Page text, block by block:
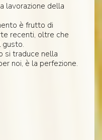
lavorazione della
è frutto di
recenti, oltre che
gusto.
si traduce nella
noi, è la perfezione.